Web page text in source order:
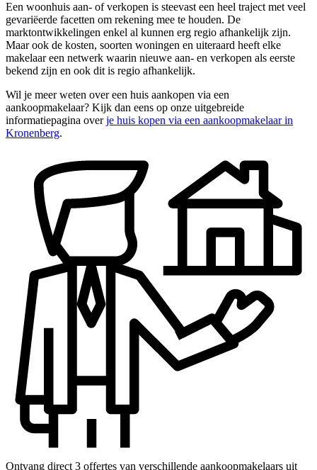
Een woonhuis aan- of verkopen is steevast een heel traject met veel
gevariëerde facetten om rekening mee te houden. De
marktontwikkelingen enkel al kunnen erg regio afhankelijk zijn.
Maar ook de kosten, soorten woningen en uiteraard heeft elke
makelaar een netwerk waarin nieuwe aan- en verkopen als eerste
bekend zijn en ook dit is regio afhankelijk.
Wil je meer weten over een huis aankopen via een
aankoopmakelaar? Kijk dan eens op onze uitgebreide
informatiepagina overje huis kopen via een aankoopmakelaar in
Kronenberg.
Ontvang direct 3 offertes van verschillende aankoopmakelaars uit